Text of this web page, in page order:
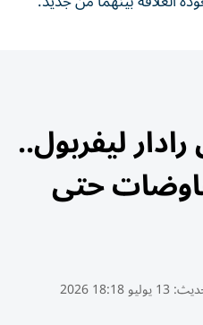
ليفربول..
حتى
13 يوليو 18:18 2026